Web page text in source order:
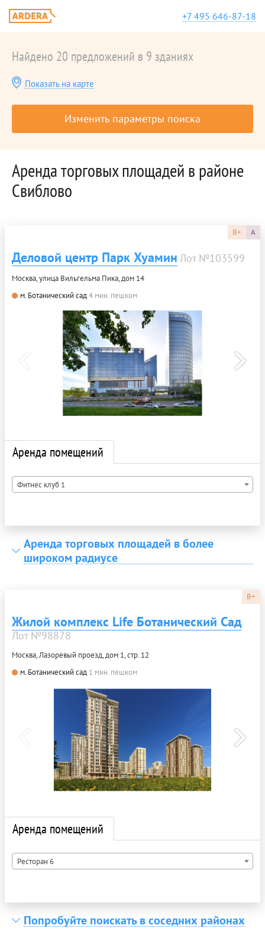
+7 495 646-87-18
Найдено 20 предложений в 9 зданиях
Показать на карте
Изменить параметры поиска
Аренда торговых площадей в районе
Свиблово
B+ A
Деловой центр Парк Хуамин Лот №103599
Москва, улица Вильгельма Пика, дом 14
м. Ботанический сад4 мин. пешком
Аренда помещений
Фитнес клуб 1
Аренда торговых площадей в более
широком радиусе
B+
Жилой комплекс Life Ботанический Сад
Лот №98878
Москва, Лазоревый проезд, дом 1, стр. 12
м. Ботанический сад 1 мин. пешком
Аренда помещений
Ресторан 6
Попробуйте поискать в соседних районах